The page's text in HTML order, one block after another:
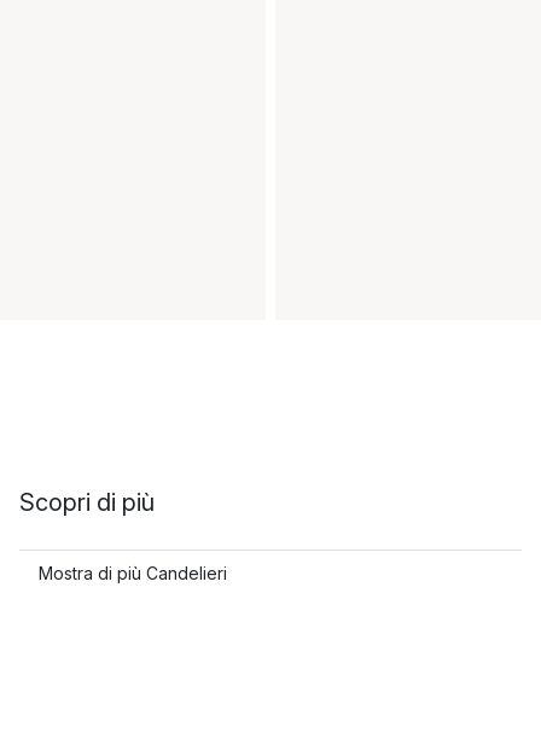
Scopri di più
Mostra di più Candelieri